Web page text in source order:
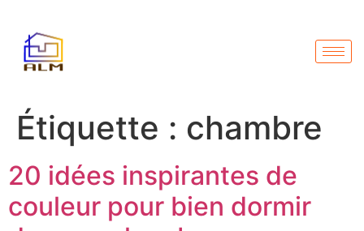
Étiquette : chambre
20 idées inspirantes de
couleur pour bien dormir